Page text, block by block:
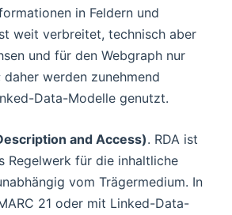
in Feldern und
weit verbreitet, technisch aber
und für den Webgraph nur
werden zunehmend
Data-Modelle genutzt.
and Access). RDA ist
Regelwerk für die inhaltliche
vom Trägermedium. In
21 oder mit Linked-Data-